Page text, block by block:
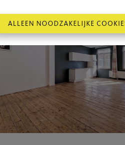
ALLEEN NOODZAKELIJKE